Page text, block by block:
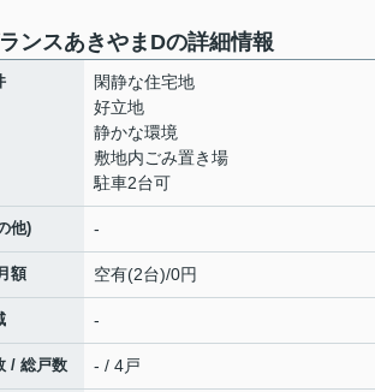
ンスあきやまDの詳細情報
閑静な住宅地
好立地
静かな環境
敷地内ごみ置き場
駐車2台可
他) -
額 空有(2台)/0円
-
/ 総戸数 - / 4戸